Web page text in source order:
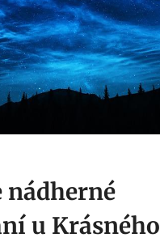
nádherné
u Krásného